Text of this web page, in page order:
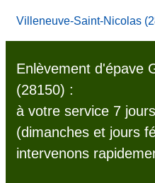
Villeneuve-Saint-Nicolas
Enlèvement d'épave
(28150) :
à votre service 7
(dimanches et jours
intervenons